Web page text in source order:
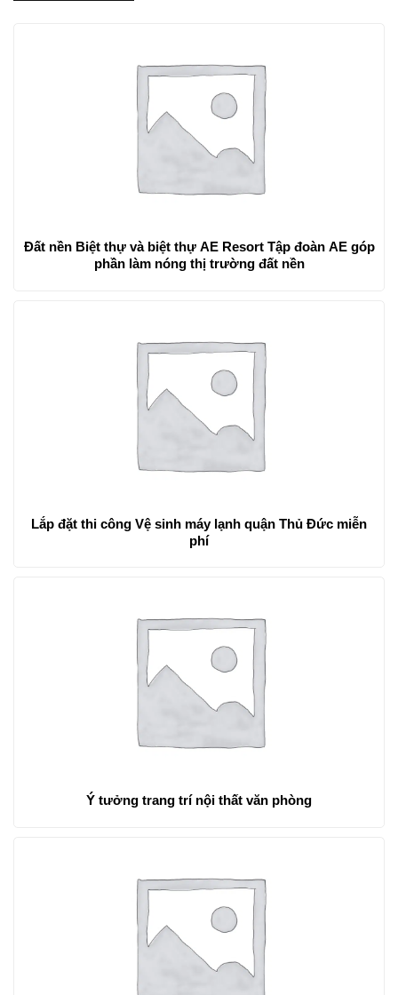
Đất nền Biệt thự và biệt thự AE Resort Tập đoàn AE góp
phần làm nóng thị trường đất nền
Lắp đặt thi công Vệ sinh máy lạnh quận Thủ Đức miễn
phí
Ý tưởng trang trí nội thất văn phòng